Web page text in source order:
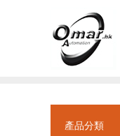
產品分類